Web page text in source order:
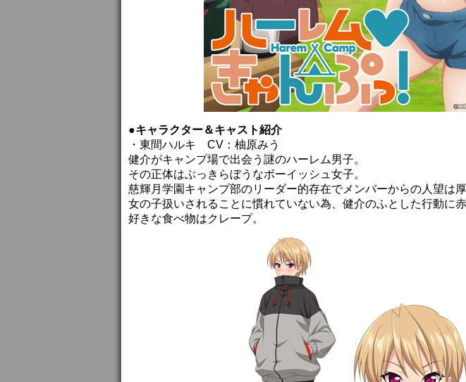
●キャラクター＆キャスト紹介
・東間ハルキ CV：柚原みう
健介がキャンプ場で出会う謎のハーレム男子。
その正体はぶっきらぼうなボーイッシュ女子。
慈輝月学園キャンプ部のリーダー的存在でメンバーからの人望は厚
女の子扱いされることに慣れていない為、健介のふとした行動に赤
好きな食べ物はクレープ。